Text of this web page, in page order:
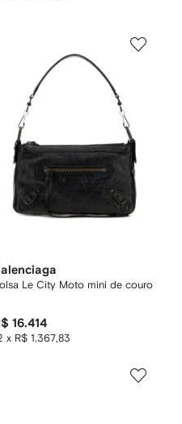
Le City Moto mini de couro
16.414
x R$ 1.367,83